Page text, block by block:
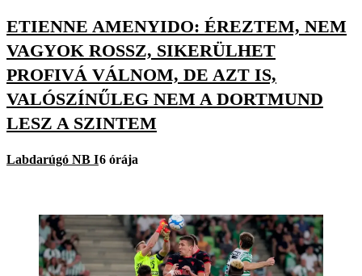
ETIENNE AMENYIDO: ÉREZTEM, NEM
VAGYOK ROSSZ, SIKERÜLHET
PROFIVÁ VÁLNOM, DE AZT IS,
VALÓSZÍNŰLEG NEM A DORTMUND
LESZ A SZINTEM
Labdarúgó NB I6 órája